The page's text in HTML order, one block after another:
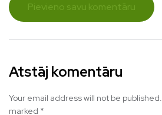
Pievieno savu komentāru
Atstāj komentāru
Your email address will not be published.
marked *